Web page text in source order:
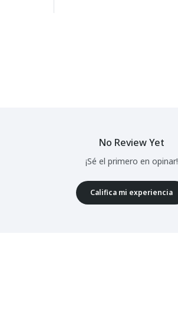
No Review Yet
¡Sé el primero en opinar!
Califica mi experiencia